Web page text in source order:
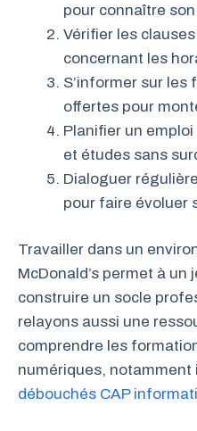
pour connaître
Vérifier les
concernant les
S’informer sur
offertes pour
Planifier un
et études sans
Dialoguer
pour faire évoluer
Travailler dans un
McDonald’s permet à un
construire un socle
relayons aussi une
comprendre les
numériques, notamment
débouchés CAP